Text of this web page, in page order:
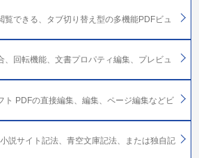
覧できる、タブ切り替え型の多機能PDFビュ
、回転機能、文書プロパティ編集、プレビュ
ト PDFの直接編集、編集、ページ編集などビ
説サイト記法、青空文庫記法、または独自記